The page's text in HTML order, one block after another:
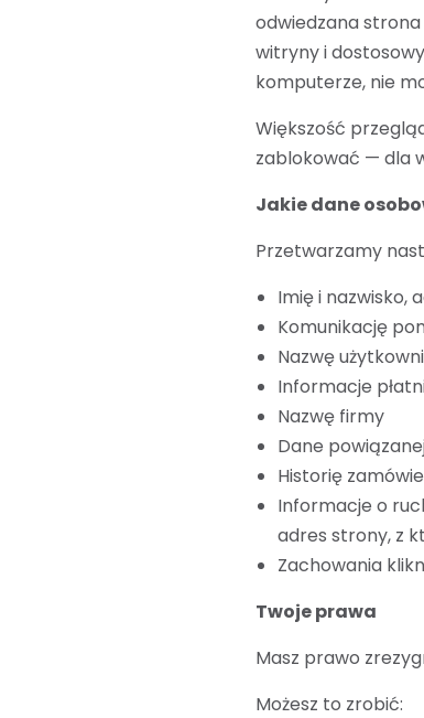
odwiedzana
witryny i
komputerze, nie
Większość
zablokować — dla
Jakie dane
Przetwarzamy
Imię i nazwisko,
Komunikację
Nazwę
Informacje
Nazwę firmy
Dane
Historię
Informacje o
adres strony, z
Zachowania
Twoje prawa
Masz prawo
Możesz to zrobić: